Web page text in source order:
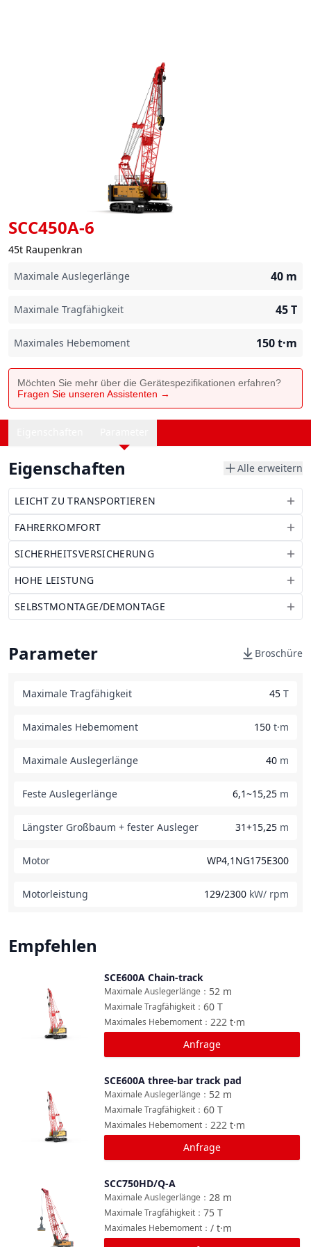
SCC450A-6
45t Raupenkran
Maximale Auslegerlänge
40 m
Maximale Tragfähigkeit 45T
Maximales Hebemoment 150t·m
Möchten Sie mehr über die Gerätespezifikationen erfahren?
Fragen Sie unseren Assistenten →
Eigenschaften Alle erweitern
LEICHT ZU TRANSPORTIEREN
FAHRERKOMFORT
SICHERHEITSVERSICHERUNG
HOHE LEISTUNG
SELBSTMONTAGE/DEMONTAGE
Parameter Broschüre
Maximale Tragfähigkeit 45 T
Maximales Hebemoment 150 t·m
Maximale Auslegerlänge 40 m
Feste Auslegerlänge 6,1~15,25 m
Längster Großbaum + fester Ausleger 31+15,25 m
Motor WP4,1NG175E300
Motorleistung 129/2300 kW/ rpm
Empfehlen
SCE600A Chain-track
52 m
Maximale Auslegerlänge ：
60 T
Maximale Tragfähigkeit ：
222 t·m
Maximales Hebemoment ：
Anfrage
SCE600A three-bar track pad
52 m
Maximale Auslegerlänge ：
60 T
Maximale Tragfähigkeit ：
222 t·m
Maximales Hebemoment ：
Anfrage
Vergleichen
SCC750HD/Q-A
28 m
Maximale Auslegerlänge ：
75 T
Maximale Tragfähigkeit ：
/ t·m
Maximales Hebemoment ：